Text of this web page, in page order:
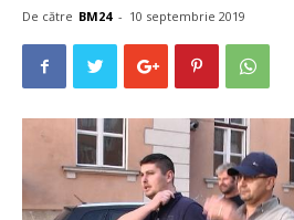
De către BM24 - 10 septembrie 2019